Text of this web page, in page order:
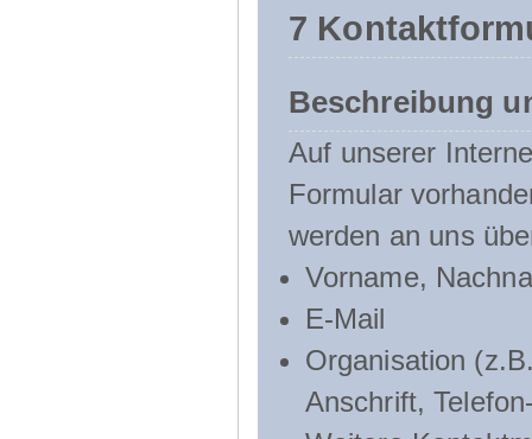
7
Beschreibung
Auf unserer
Formular
werden an uns
Vorname,
E-Mail
Organisation
Anschrift,